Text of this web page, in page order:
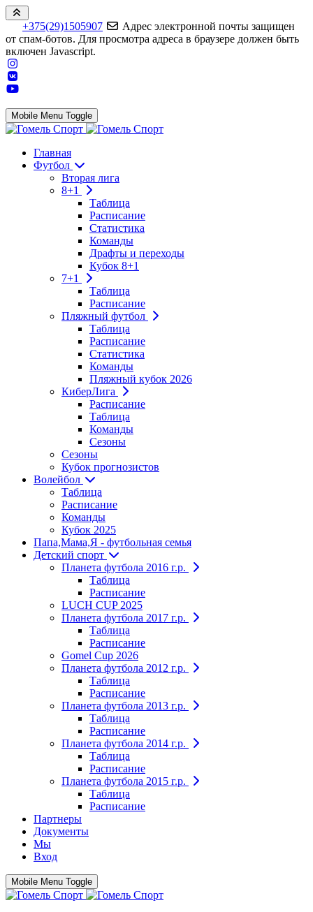
+375(29)1505907
Адрес электронной почты защищен
от спам-ботов. Для просмотра адреса в браузере должен быть
включен Javascript.
Mobile Menu Toggle
Главная
Футбол
Вторая лига
8+1
Таблица
Расписание
Статистика
Команды
Драфты и переходы
Кубок 8+1
7+1
Таблица
Расписание
Пляжный футбол
Таблица
Расписание
Статистика
Команды
Пляжный кубок 2026
КиберЛига
Расписание
Таблица
Команды
Сезоны
Сезоны
Кубок прогнозистов
Волейбол
Таблица
Расписание
Команды
Кубок 2025
Папа,Мама,Я - футбольная семья
Детский спорт
Планета футбола 2016 г.р.
Таблица
Расписание
LUCH CUP 2025
Планета футбола 2017 г.р.
Таблица
Расписание
Gomel Cup 2026
Планета футбола 2012 г.р.
Таблица
Расписание
Планета футбола 2013 г.р.
Таблица
Расписание
Планета футбола 2014 г.р.
Таблица
Расписание
Планета футбола 2015 г.р.
Таблица
Расписание
Партнеры
Документы
Мы
Вход
Mobile Menu Toggle